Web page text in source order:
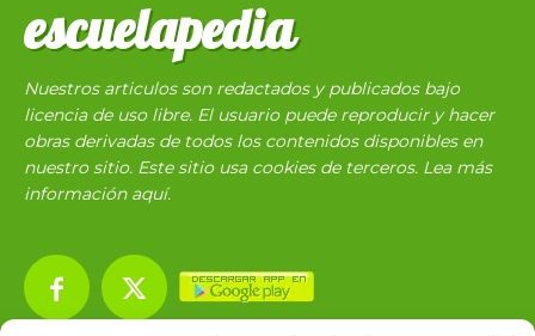
escuelapedia
Nuestros articulos son redactados y publicados bajo
licencia de uso libre. El usuario puede reproducir y hacer
obras derivadas de todos los contenidos disponibles en
nuestro sitio. Este sitio usa cookies de terceros. Lea más
información aquí.